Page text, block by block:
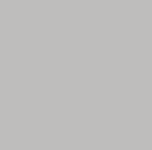
tua macchina da
è di circa